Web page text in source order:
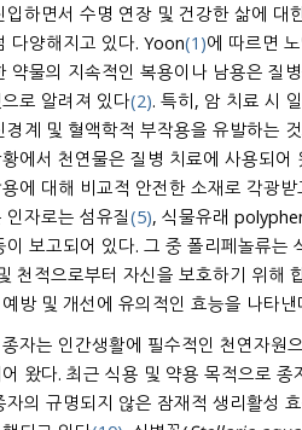
입하면서 수명 연장 및 건강한 삶에 대
다양해지고 있다. Yoon(1)에 따르면
약물의 지속적인 복용이나 남용은 질
로 알려져 있다(2). 특히, 암 치료 시
경계 및 혈액학적 부작용을 유발하는
에서 천연물은 질병 치료에 사용되
에 대해 비교적 안전한 소재로 각광받
인자로는 섬유질(5), 식물유래
이 보고되어 있다. 그 중 폴리페놀류는
천적으로부터 자신을 보호하기 위해
방 및 개선에 유의적인 효능을 나타
자는 인간생활에 필수적인 천연자원
왔다. 최근 식용 및 약용 목적으로
자의 규명되지 않은 잠재적 생리활성